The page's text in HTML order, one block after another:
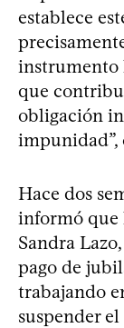
establece
instrumento
que
obligación
impunidad”,
Hace dos
informó que
Sandra
pago de
trabajando
suspender